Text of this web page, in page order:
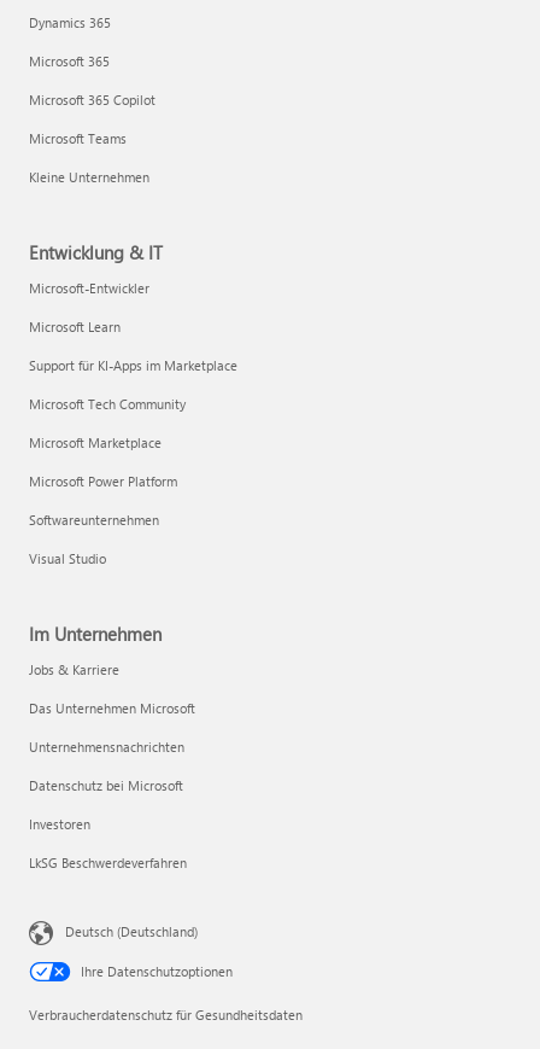
Dynamics 365
Microsoft 365
Microsoft 365 Copilot
Microsoft Teams
Kleine Unternehmen
Entwicklung & IT
Microsoft-Entwickler
Microsoft Learn
Support für KI-Apps im Marketplace
Microsoft Tech Community
Microsoft Marketplace
Microsoft Power Platform
Softwareunternehmen
Visual Studio
Im Unternehmen
Jobs & Karriere
Das Unternehmen Microsoft
Unternehmensnachrichten
Datenschutz bei Microsoft
Investoren
LkSG Beschwerdeverfahren
Deutsch (Deutschland)
Ihre Datenschutzoptionen
Verbraucherdatenschutz für Gesundheitsdaten